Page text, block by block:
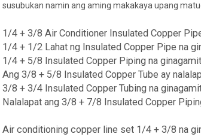
susubukan namin ang aming makakaya upang
1/4 + 3/8 Air Conditioner Insulated Copper
1/4 + 1/2 Lahat ng Insulated Copper Pipe na
1/4 + 5/8 Insulated Copper Piping na
Ang 3/8 + 5/8 Insulated Copper Tube ay
3/8 + 3/4 Insulated Copper Tubing na
Nalalapat ang 3/8 + 7/8 Insulated Copper
Air conditioning copper line set 1/4 + 3/8 na